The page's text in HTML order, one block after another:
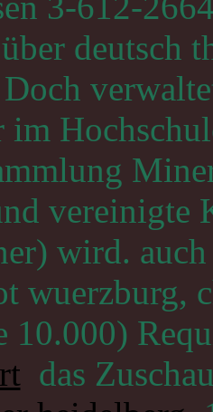
über deutsch
im
vereinigte
wird.
wuerzburg,
10.000)
das